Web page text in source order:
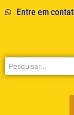
Entre em